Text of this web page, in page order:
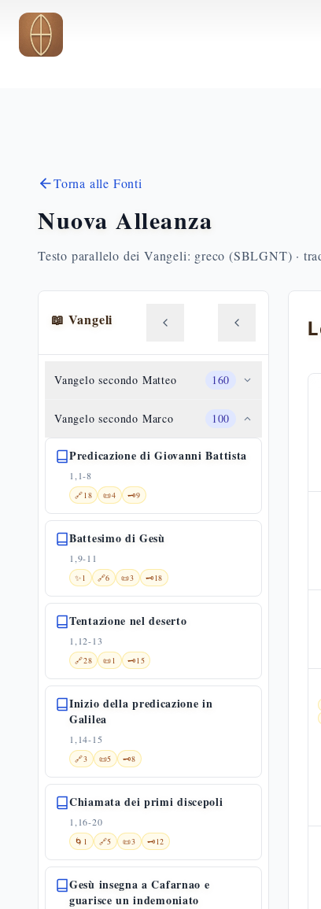
Vai al contenuto principale
Torna alle Fonti
Nuova Alleanza
Testo parallelo dei Vangeli: greco (SBLGNT) ·
📖 Vangeli
Vangelo secondo Matteo 160
Vangelo secondo Marco 100
Predicazione di Giovanni Battista
1,1-8
🔗18 📜4 🗝️9
Battesimo di Gesù
1,9-11
✨1 🔗6 📜3 🗝️18
Tentazione nel deserto
1,12-13
🔗28 📜1 🗝️15
Inizio della predicazione in
Galilea
1,14-15
🔗3 📜5 🗝️8
Chiamata dei primi discepoli
1,16-20
🌀 1 🔗5 📜3 🗝️12
Gesù insegna a Cafarnao e
guarisce un indemoniato